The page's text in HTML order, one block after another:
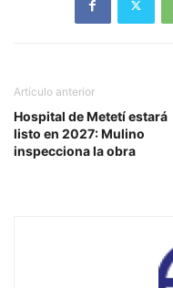
Artículo anterior
Hospital de Metetí estará
listo en 2027: Mulino
inspecciona la obra